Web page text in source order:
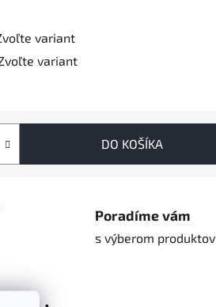
variant
variant
DO KOŠÍKA
Poradíme vám
s výberom produktov